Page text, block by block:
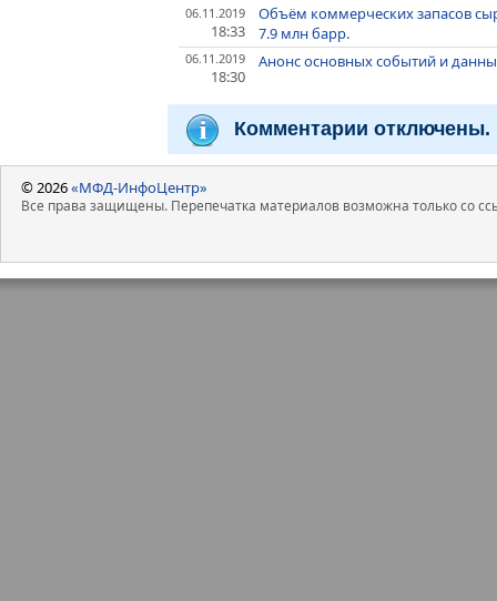
06.11.2019
18:33
Объём коммерческих запасов
7.9 млн барр.
06.11.2019
18:30
Анонс основных событий и
Комментарии отключены.
© 2026«МФД-ИнфоЦентр»
Все права защищены. Перепечатка материалов возможна только со